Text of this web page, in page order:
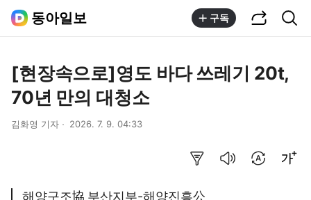
동아일보 구독
[현장속으로]영도 바다 쓰레기 20t,
70년 만의 대청소
김화영 기자 2026. 7. 9. 04:33
해양구조協 부산지부-해양진흥公